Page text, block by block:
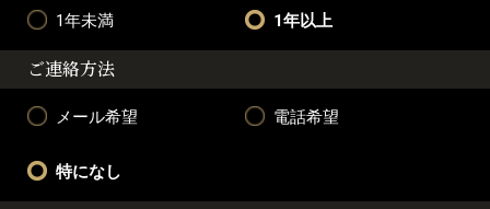
1年未満 1年以上
ご連絡方法
メール希望 電話希望
特になし